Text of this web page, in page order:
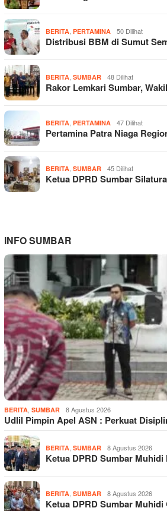
BERITA PERTAMINA 50 Dilihat
Distribusi BBM di Sumut
BERITA SUMBAR 48 Dilihat
Rakor Lemkari Sumbar,
BERITA PERTAMINA 47 Dilihat
Pertamina Patra Niaga
BERITA SUMBAR 45 Dilihat
Ketua DPRD Sumbar
INFO SUMBAR
BERITA SUMBAR 8 Agustus 2026
Udlil Pimpin Apel ASN : Perkuat
BERITA SUMBAR 8 Agustus 2026
Ketua DPRD Sumbar
BERITA SUMBAR 8 Agustus 2026
Ketua DPRD Sumbar